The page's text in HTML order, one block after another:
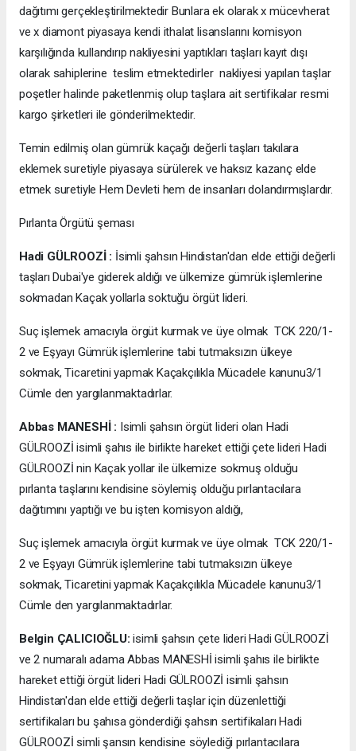
dağıtımı gerçekleştirilmektedir Bunlara ek olarak x mücevherat
ve x diamont piyasaya kendi ithalat lisanslarını komisyon
karşılığında kullandırıp nakliyesini yaptıkları taşları kayıt dışı
olarak sahiplerine teslim etmektedirler nakliyesi yapılan taşlar
poşetler halinde paketlenmiş olup taşlara ait sertifikalar resmi
kargo şirketleri ile gönderilmektedir.
Temin edilmiş olan gümrük kaçağı değerli taşları takılara
eklemek suretiyle piyasaya sürülerek ve haksız kazanç elde
etmek suretiyle Hem Devleti hem de insanları dolandırmışlardır.
Pırlanta Örgütü şeması
Hadi GÜLROOZİ : İsimli şahsın Hindistan'dan elde ettiği değerli
taşları Dubai'ye giderek aldığı ve ülkemize gümrük işlemlerine
sokmadan Kaçak yollarla soktuğu örgüt lideri.
Suç işlemek amacıyla örgüt kurmak ve üye olmak TCK 220/1-
2 ve Eşyayı Gümrük işlemlerine tabi tutmaksızın ülkeye
sokmak, Ticaretini yapmak Kaçakçılıkla Mücadele kanunu3/1
Cümle den yargılanmaktadırlar.
Abbas MANESHİ : Isimli şahsın örgüt lideri olan Hadi
GÜLROOZİ isimli şahıs ile birlikte hareket ettiği çete lideri Hadi
GÜLROOZİ nin Kaçak yollar ile ülkemize sokmuş olduğu
pırlanta taşlarını kendisine söylemiş olduğu pırlantacılara
dağıtımını yaptığı ve bu işten komisyon aldığı,
Suç işlemek amacıyla örgüt kurmak ve üye olmak TCK 220/1-
2 ve Eşyayı Gümrük işlemlerine tabi tutmaksızın ülkeye
sokmak, Ticaretini yapmak Kaçakçılıkla Mücadele kanunu3/1
Cümle den yargılanmaktadırlar.
Belgin ÇALICIOĞLU: isimli şahsın çete lideri Hadi GÜLROOZİ
ve 2 numaralı adama Abbas MANESHİ isimli şahıs ile birlikte
hareket ettiği örgüt lideri Hadi GÜLROOZİ isimli şahsın
Hindistan'dan elde ettiği değerli taşlar için düzenlettiği
sertifikaları bu şahısa gönderdiği şahsın sertifikaları Hadi
GÜLROOZİ simli şansın kendisine söylediği pırlantacılara